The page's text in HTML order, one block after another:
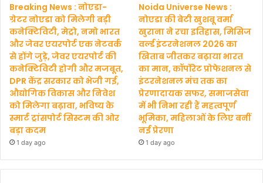
Breaking News : नोएडा-
ग्रेटर नोएडा को मिलेगी बड़ी
कनेक्टिविटी, मेट्रो, नमो भारत
और जेवर एयरपोर्ट एक नेटवर्क
से होंगे जुड़े, जेवर एयरपोर्ट की
कनेक्टिविटी होगी और मजबूत,
DPR केंद्र सरकार को भेजी गई,
औद्योगिक विकास और निवेश
को मिलेगा बढ़ावा, भविष्य के
स्मार्ट ट्रांसपोर्ट सिस्टम की ओर
बड़ा कदम
1 day ago
Noida Universe News :
नोएडा की बेटी खुशबू वर्मा
खुराना ने रचा इतिहास, मिसिज
वर्ल्ड इंटरनेशनल 2026 का
खिताब जीतकर बढ़ाया भारत
का मान, कॉर्पोरेट प्रोफेशनल से
इंटरनेशनल मंच तक का
प्रेरणादायक सफर, समाजसेवा
में भी निभा रही हैं महत्वपूर्ण
भूमिका, महिलाओं के लिए बनीं
नई प्रेरणा
1 day ago